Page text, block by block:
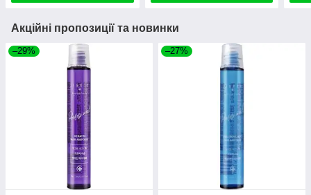
Акційні пропозиції та новинки
–29% –27%